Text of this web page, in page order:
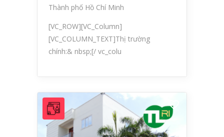
Thành phố Hồ Chí Minh
[VC_ROW][VC_Column]
[VC_COLUMN_TEXT]Thị trường
chính:& nbsp;[/ vc_colu